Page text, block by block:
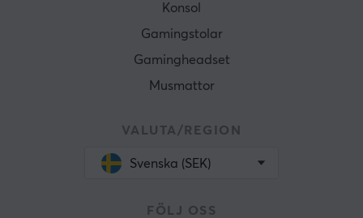
Konsol
Gamingstolar
Gamingheadset
Musmattor
VALUTA/REGION
Svenska (SEK)
FÖLJ OSS